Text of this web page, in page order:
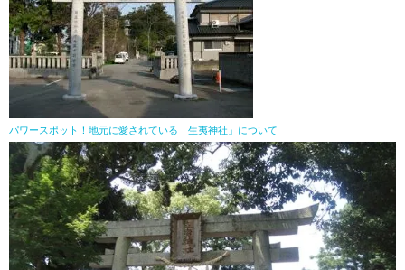
パワースポット！地元に愛されている「生夷神社」について